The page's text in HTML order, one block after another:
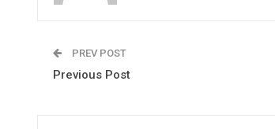
PREV POST
Previous Post